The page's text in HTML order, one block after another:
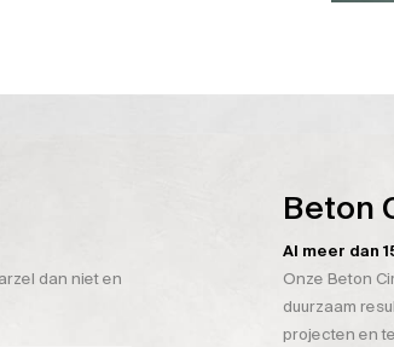
dan niet en
Beton
Al meer dan
Onze Beton
duurzaam
projecten en